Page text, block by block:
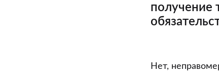
получение
Нет,